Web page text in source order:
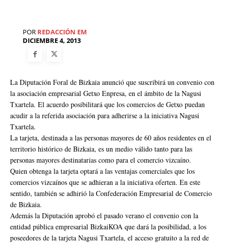
POR REDACCIÓN EM
DICIEMBRE 4, 2013
La Diputación Foral de Bizkaia anunció que suscribirá un convenio con
la asociación empresarial Getxo Enpresa, en el ámbito de la Nagusi
Txartela. El acuerdo posibilitará que los comercios de Getxo puedan
acudir a la referida asociación para adherirse a la iniciativa Nagusi
Txartela.
La tarjeta, destinada a las personas mayores de 60 años residentes en el
territorio histórico de Bizkaia, es un medio válido tanto para las
personas mayores destinatarias como para el comercio vizcaíno.
Quien obtenga la tarjeta optará a las ventajas comerciales que los
comercios vizcaínos que se adhieran a la iniciativa oferten. En este
sentido, también se adhirió la Confederación Empresarial de Comercio
de Bizkaia.
Además la Diputación aprobó el pasado verano el convenio con la
entidad pública empresarial BizkaiKOA que dará la posibilidad, a los
poseedores de la tarjeta Nagusi Txartela, el acceso gratuito a la red de